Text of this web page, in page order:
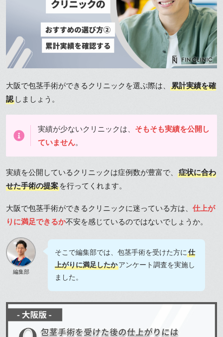
大阪で包茎手術ができるクリニックを選ぶ際は、
累計実績を確
認 しましょう。
実績が少ないクリニックは、 そもそも実績を公開し
ていません。
実績を公開しているクリニックは症例数が豊富で、
症状に合わ
せた手術の提案 を行ってくれます。
大阪で包茎手術ができるクリニックに迷っている方は、 仕上が
りに満足できるか不安を感じているのではないでしょうか。
編集部
そこで編集部では、包茎手術を受けた方に仕
上がりに満足したかアンケート調査を実施し
ました。